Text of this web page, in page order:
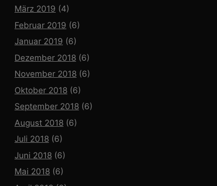
März 2019 (4)
Februar 2019 (6)
Januar 2019 (6)
Dezember 2018 (6)
November 2018 (6)
Oktober 2018 (6)
September 2018 (6)
August 2018 (6)
Juli 2018 (6)
Juni 2018 (6)
Mai 2018 (6)